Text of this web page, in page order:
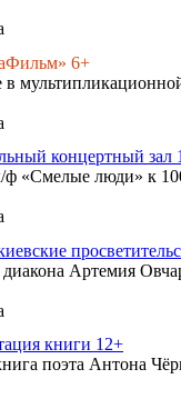
6+
в
концертный зал
ф «Смелые люди» к
Артемия
книги 12+
поэта Антона